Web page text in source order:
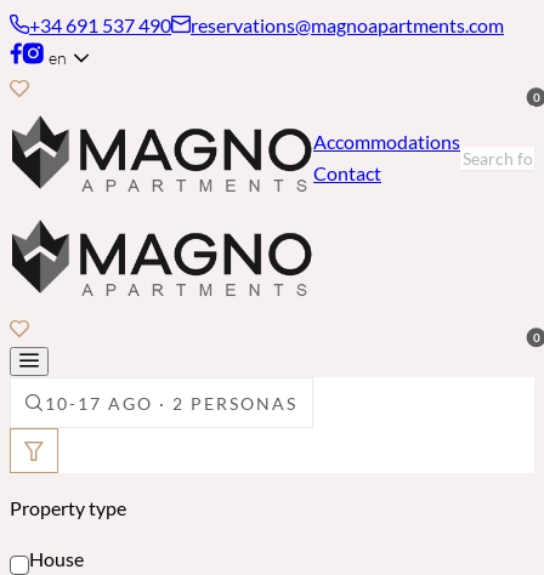
+34 691 537 490 reservations@magnoapartments.com
en
0
Accommodations
Contact
0
10-17 AGO · 2 PERSONAS
Property type
House